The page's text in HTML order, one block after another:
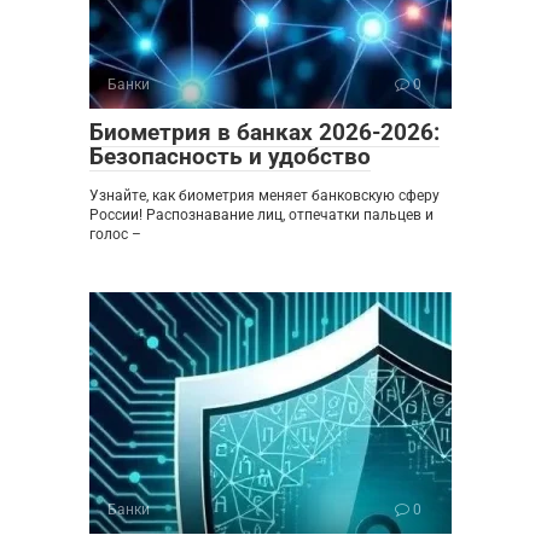
Банки 0
Биометрия в банках 2026-2026:
Безопасность и удобство
Узнайте, как биометрия меняет банковскую сферу
России! Распознавание лиц, отпечатки пальцев и
голос –
Банки 0